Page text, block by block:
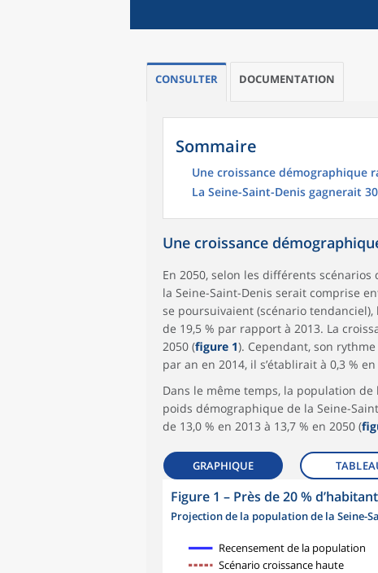
CONSULTER DOCUMENTATION
Sommaire
Une croissance démographique
La Seine-Saint-Denis gagnerait
Une croissance
En 2050, selon les différents
la Seine-Saint-Denis serait comprise
se poursuivaient (scénario
de 19,5 % par rapport à 2013. La
2050 (figure 1). Cependant, son
par an en 2014, il s’établirait à 0,3 % en
Dans le même temps, la population de
poids démographique de la Seine-
de 13,0 % en 2013 à 13,7 % en 2050 (
GRAPHIQUE
Figure 1 – Près de 20 %
Projection de la population de la Seine-
Recensement de la population
Scénario croissance haute